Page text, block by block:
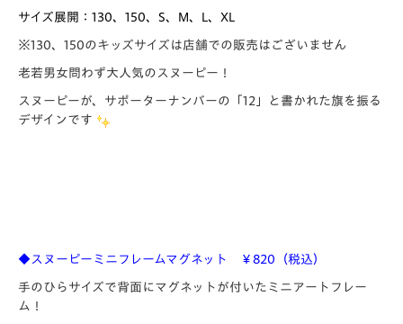
サイズ展開：130、150、S、M、L、XL
※130、150のキッズサイズは店舗での販売はございません
老若男女問わず大人気のスヌーピー！
スヌーピーが、サポーターナンバーの「12」と書かれた旗を振る
デザインです
◆スヌーピーミニフレームマグネット ￥820（税込）
手のひらサイズで背面にマグネットが付いたミニアートフレー
ム！